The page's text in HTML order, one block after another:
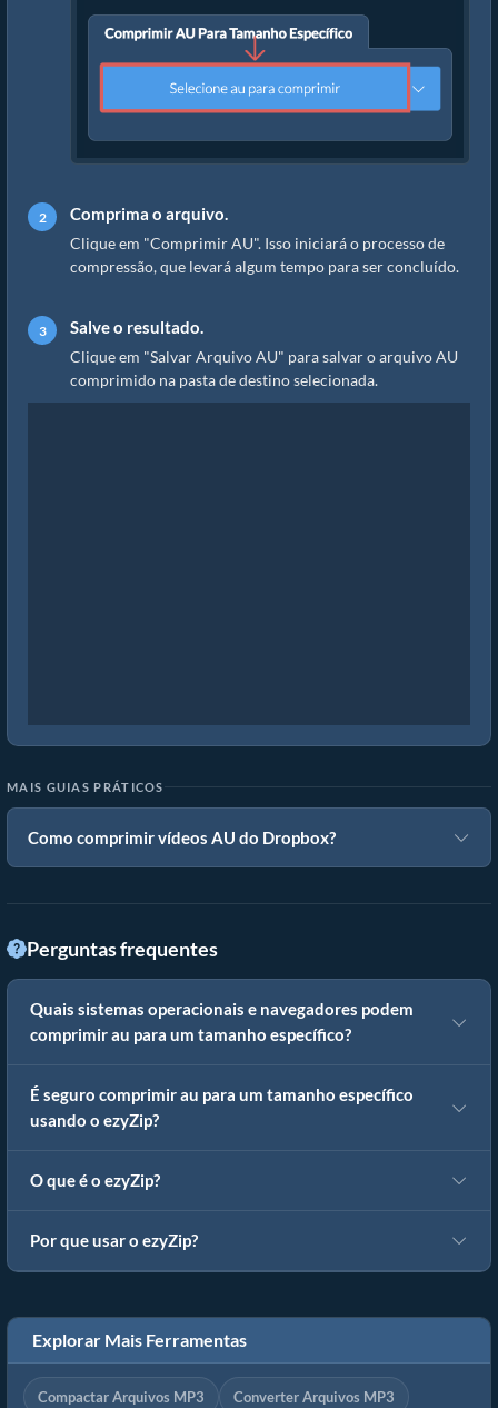
Comprima o arquivo.
Clique em "Comprimir AU". Isso iniciará o processo de
compressão, que levará algum tempo para ser concluído.
Salve o resultado.
Clique em "Salvar Arquivo AU" para salvar o arquivo AU
comprimido na pasta de destino selecionada.
MAIS GUIAS PRÁTICOS
Como comprimir vídeos AU do Dropbox?
Perguntas frequentes
Quais sistemas operacionais e navegadores podem
comprimir au para um tamanho específico?
É seguro comprimir au para um tamanho específico
usando o ezyZip?
O que é o ezyZip?
Por que usar o ezyZip?
Explorar Mais Ferramentas
Compactar Arquivos MP3 Converter Arquivos MP3